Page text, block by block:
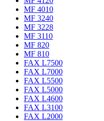
MF 4010
MF 3240
MF 3228
MF 3110
MF 820
MF 810
FAX L7500
FAX L7000
FAX L5500
FAX L5000
FAX L4600
FAX L3100
FAX L2000